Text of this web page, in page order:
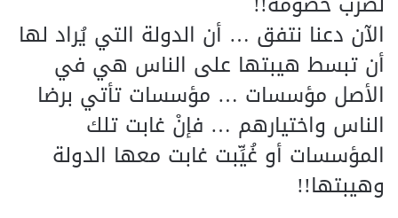
الآن دعنا نتفق … أن الدولة التي يُراد لها
أن تبسط هيبتها على الناس هي في
الأصل مؤسسات … مؤسسات تأتي برضا
الناس واختيارهم … فإنْ غابت تلك
المؤسسات أو غُيِّبت غابت معها الدولة
وهيبتها!!